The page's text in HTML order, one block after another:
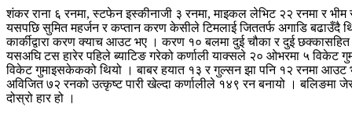
शंकर राना ६ रनमा, स्टफेन इस्कीनाजी ३ रनमा, माइकल लेभिट २२ रनमा र
यसपछि सुमित महर्जन र कप्तान करण केसीले टिमलाई जिततर्फ अगाडि
कार्कीद्वारा करण क्याच आउट भए । करण १० बलमा दुई चौका र दुई
यसअघि टस हारेर पहिले ब्याटिङ गरेको कर्णाली याक्सले २० ओभरमा ५ विकेट
विकेट गुमाइसकेकको थियो । बाबर हयात १३ र गुल्सन झा पनि १२ रनमा
अविजित ७२ रनको उत्कृष्ट पारी खेल्दा कर्णालीले १४९ रन बनायो ।
दोस्रो हार हो ।